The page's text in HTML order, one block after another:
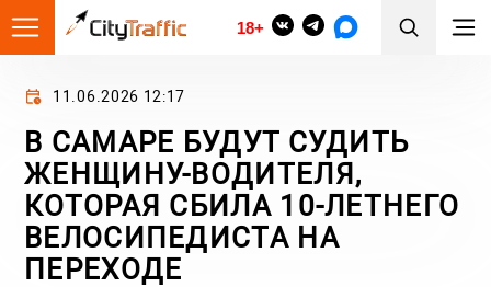
18+
11.06.2026 12:17
В САМАРЕ БУДУТ СУДИТЬ
ЖЕНЩИНУ-ВОДИТЕЛЯ,
КОТОРАЯ СБИЛА 10-ЛЕТНЕГО
ВЕЛОСИПЕДИСТА НА
ПЕРЕХОДЕ